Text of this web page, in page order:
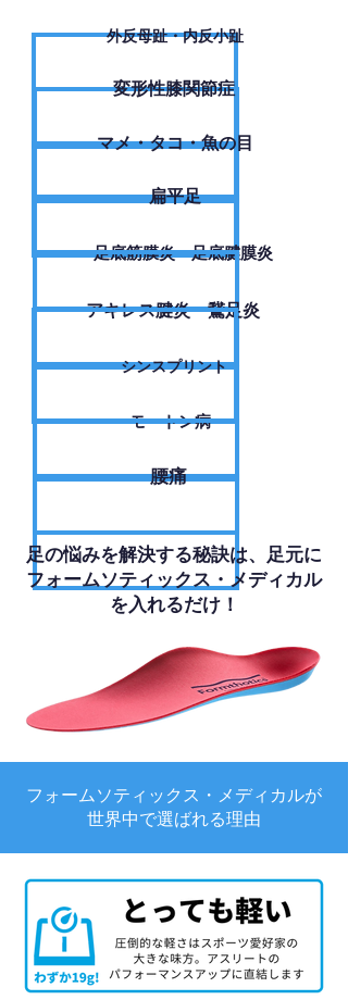
外反母趾・内反小趾
変形性膝関節症
​マメ・タコ・魚の目
扁平足
足底筋膜炎・足底腱膜炎
アキレス腱炎・鵞足炎
シンスプリント
モートン病
腰痛
足の悩みを解決する秘訣は、足元に
フォームソティックス・メディカル
を入れるだけ！
フォームソティックス・メディカルが
世界中で選ばれる理由